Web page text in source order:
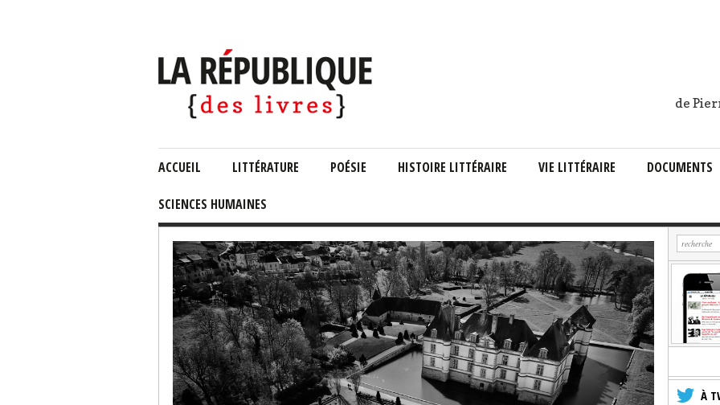
de
ACCUEIL LITTÉRATURE POÉSIE HISTOIRE LITTÉRAIRE VIE LITTÉRAIRE DOCUMENTS
SCIENCES HUMAINES
À